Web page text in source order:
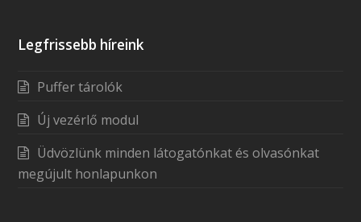
Legfrissebb híreink
Puffer tárolók
Új vezérlő modul
Üdvözlünk minden látogatónkat és olvasónkat
megújult honlapunkon